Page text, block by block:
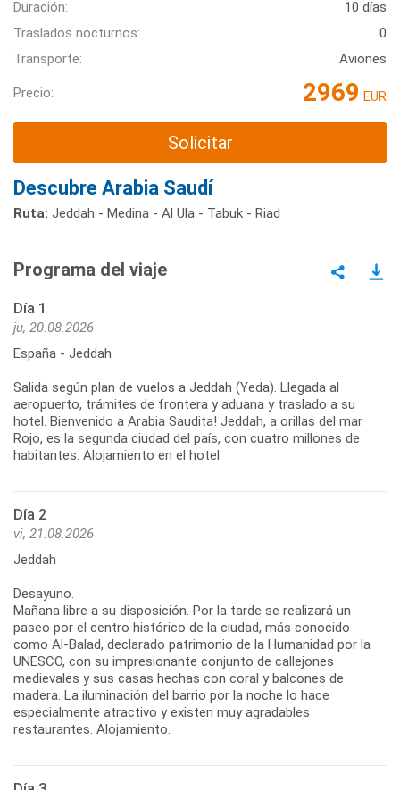
Duración:
10 días
Traslados nocturnos:
0
Transporte:
Aviones
Precio: 2969 EUR
Solicitar
Descubre Arabia Saudí
Ruta: Jeddah - Medina - Al Ula - Tabuk - Riad
Programa del viaje
Día 1
ju, 20.08.2026
España - Jeddah
Salida según plan de vuelos a Jeddah (Yeda). Llegada al
aeropuerto, trámites de frontera y aduana y traslado a su
hotel. Bienvenido a Arabia Saudita! Jeddah, a orillas del mar
Rojo, es la segunda ciudad del país, con cuatro millones de
habitantes. Alojamiento en el hotel.
Día 2
vi, 21.08.2026
Jeddah
Desayuno.
Mañana libre a su disposición. Por la tarde se realizará un
paseo por el centro histórico de la ciudad, más conocido
como Al-Balad, declarado patrimonio de la Humanidad por la
UNESCO, con su impresionante conjunto de callejones
medievales y sus casas hechas con coral y balcones de
madera. La iluminación del barrio por la noche lo hace
especialmente atractivo y existen muy agradables
restaurantes. Alojamiento.